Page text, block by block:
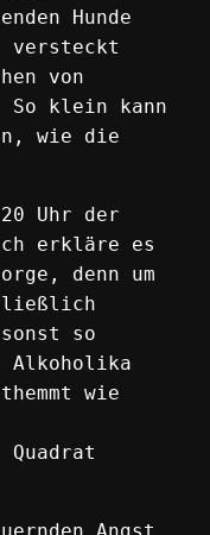
Hunde
versteckt
von
So klein kann
wie die
Uhr der
erkläre es
denn um
so
Alkoholika
wie
Quadrat
Angst,